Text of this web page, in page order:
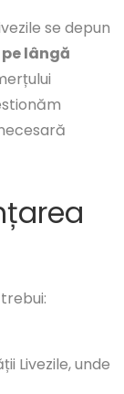
se depun
lângă
Livezile, unde